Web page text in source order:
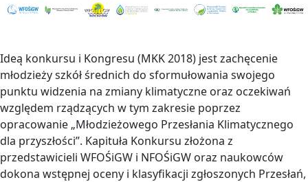
Ideą konkursu i Kongresu (MKK 2018) jest zachęcenie
młodzieży szkół średnich do sformułowania swojego
punktu widzenia na zmiany klimatyczne oraz oczekiwań
względem rządzących w tym zakresie poprzez
opracowanie „Młodzieżowego Przesłania Klimatycznego
dla przyszłości”. Kapituła Konkursu złożona z
przedstawicieli WFOŚiGW i NFOŚiGW oraz naukowców
dokona wstępnej oceny i klasyfikacji zgłoszonych Przesłań,